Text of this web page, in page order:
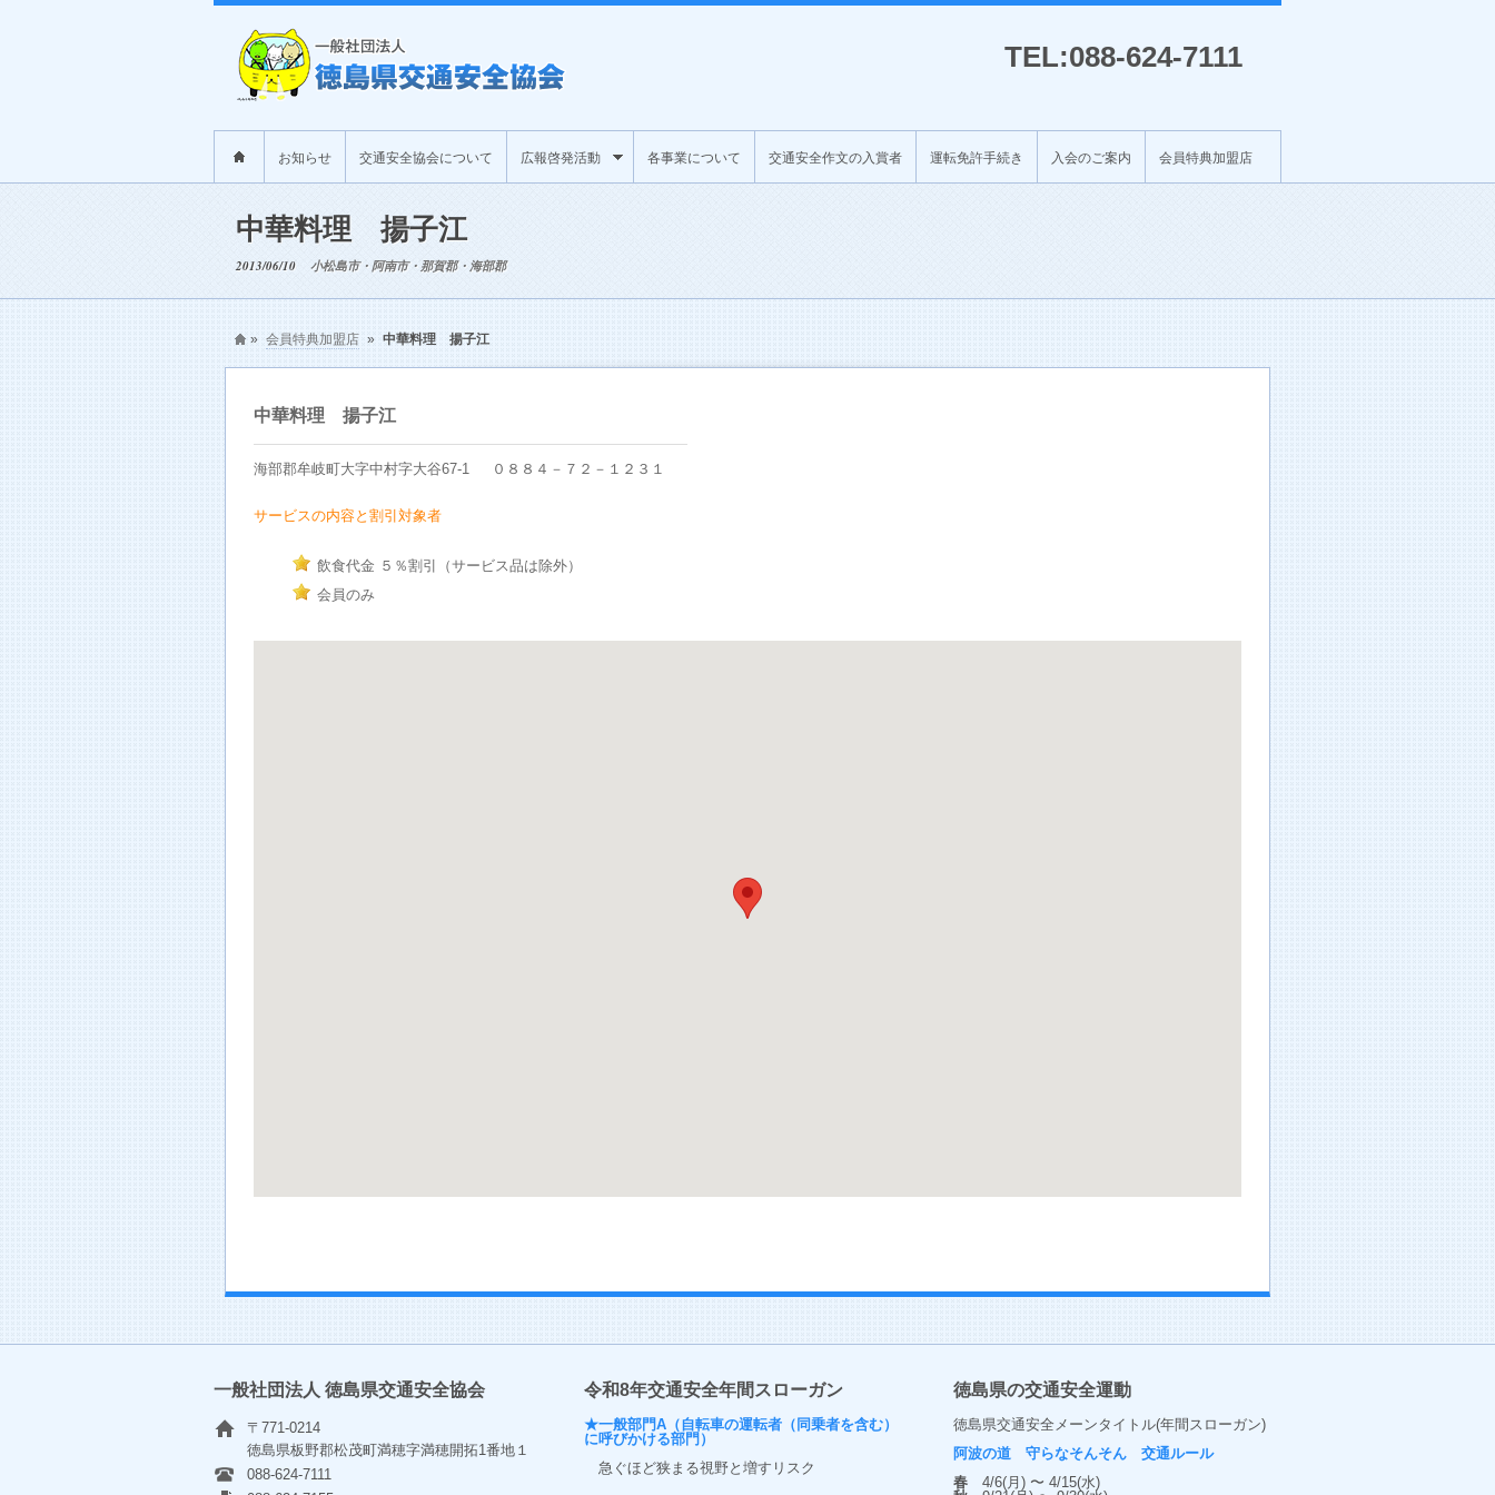
TEL:088-624-7111
お知らせ 交通安全協会について 広報啓発活動 各事業について 交通安全作文の入賞者 運転免許手続き 入会のご案内 会員特典加盟店
中華料理 揚子江
2013/06/10 小松島市・阿南市・那賀郡・海部郡
» 会員特典加盟店 » 中華料理 揚子江
中華料理 揚子江
海部郡牟岐町大字中村字大谷67-1 ０８８４－７２－１２３１
サービスの内容と割引対象者
飲食代金 ５％割引（サービス品は除外）
会員のみ
一般社団法人 徳島県交通安全協会
〒771-0214
徳島県板野郡松茂町満穂字満穂開拓1番地１
088-624-7111
令和8年交通安全年間スローガン
★一般部門A（自転車の運転者（同乗者を含む）
に呼びかける部門）
急ぐほど狭まる視野と増すリスク
徳島県の交通安全運動
徳島県交通安全メーンタイトル(年間スローガン)
阿波の道 守らなそんそん 交通ルール
春 4/6(月) 〜 4/15(水)